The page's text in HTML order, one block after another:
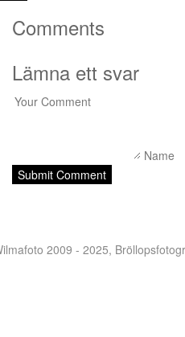
Comments
Lämna ett svar
2009 - 2025,